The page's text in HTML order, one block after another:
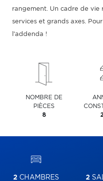
rangement. Un cadre de vie
services et grands axes.
l'addenda !
NOMBRE DE
PIÈCES
8
2 CHAMBRES 2